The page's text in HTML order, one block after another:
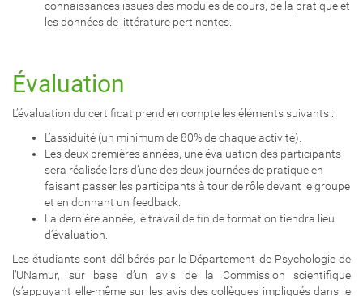
connaissances issues des modules de cours, de la pratique et
les données de littérature pertinentes.
Évaluation
L’évaluation du certificat prend en compte les éléments suivants :
L’assiduité (un minimum de 80% de chaque activité).
Les deux premières années, une évaluation des participants
sera réalisée lors d’une des deux journées de pratique en
faisant passer les participants à tour de rôle devant le groupe
et en donnant un feedback.
La dernière année, le travail de fin de formation tiendra lieu
d’évaluation.
Les étudiants sont délibérés par le Département de Psychologie de
l’UNamur, sur base d’un avis de la Commission scientifique
(s’appuyant elle-même sur les avis des collègues impliqués dans le